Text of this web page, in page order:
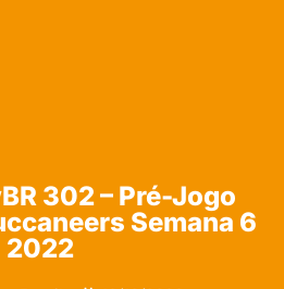
302 – Pré-Jogo
Semana 6
2022